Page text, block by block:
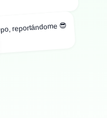
reportándome 😎